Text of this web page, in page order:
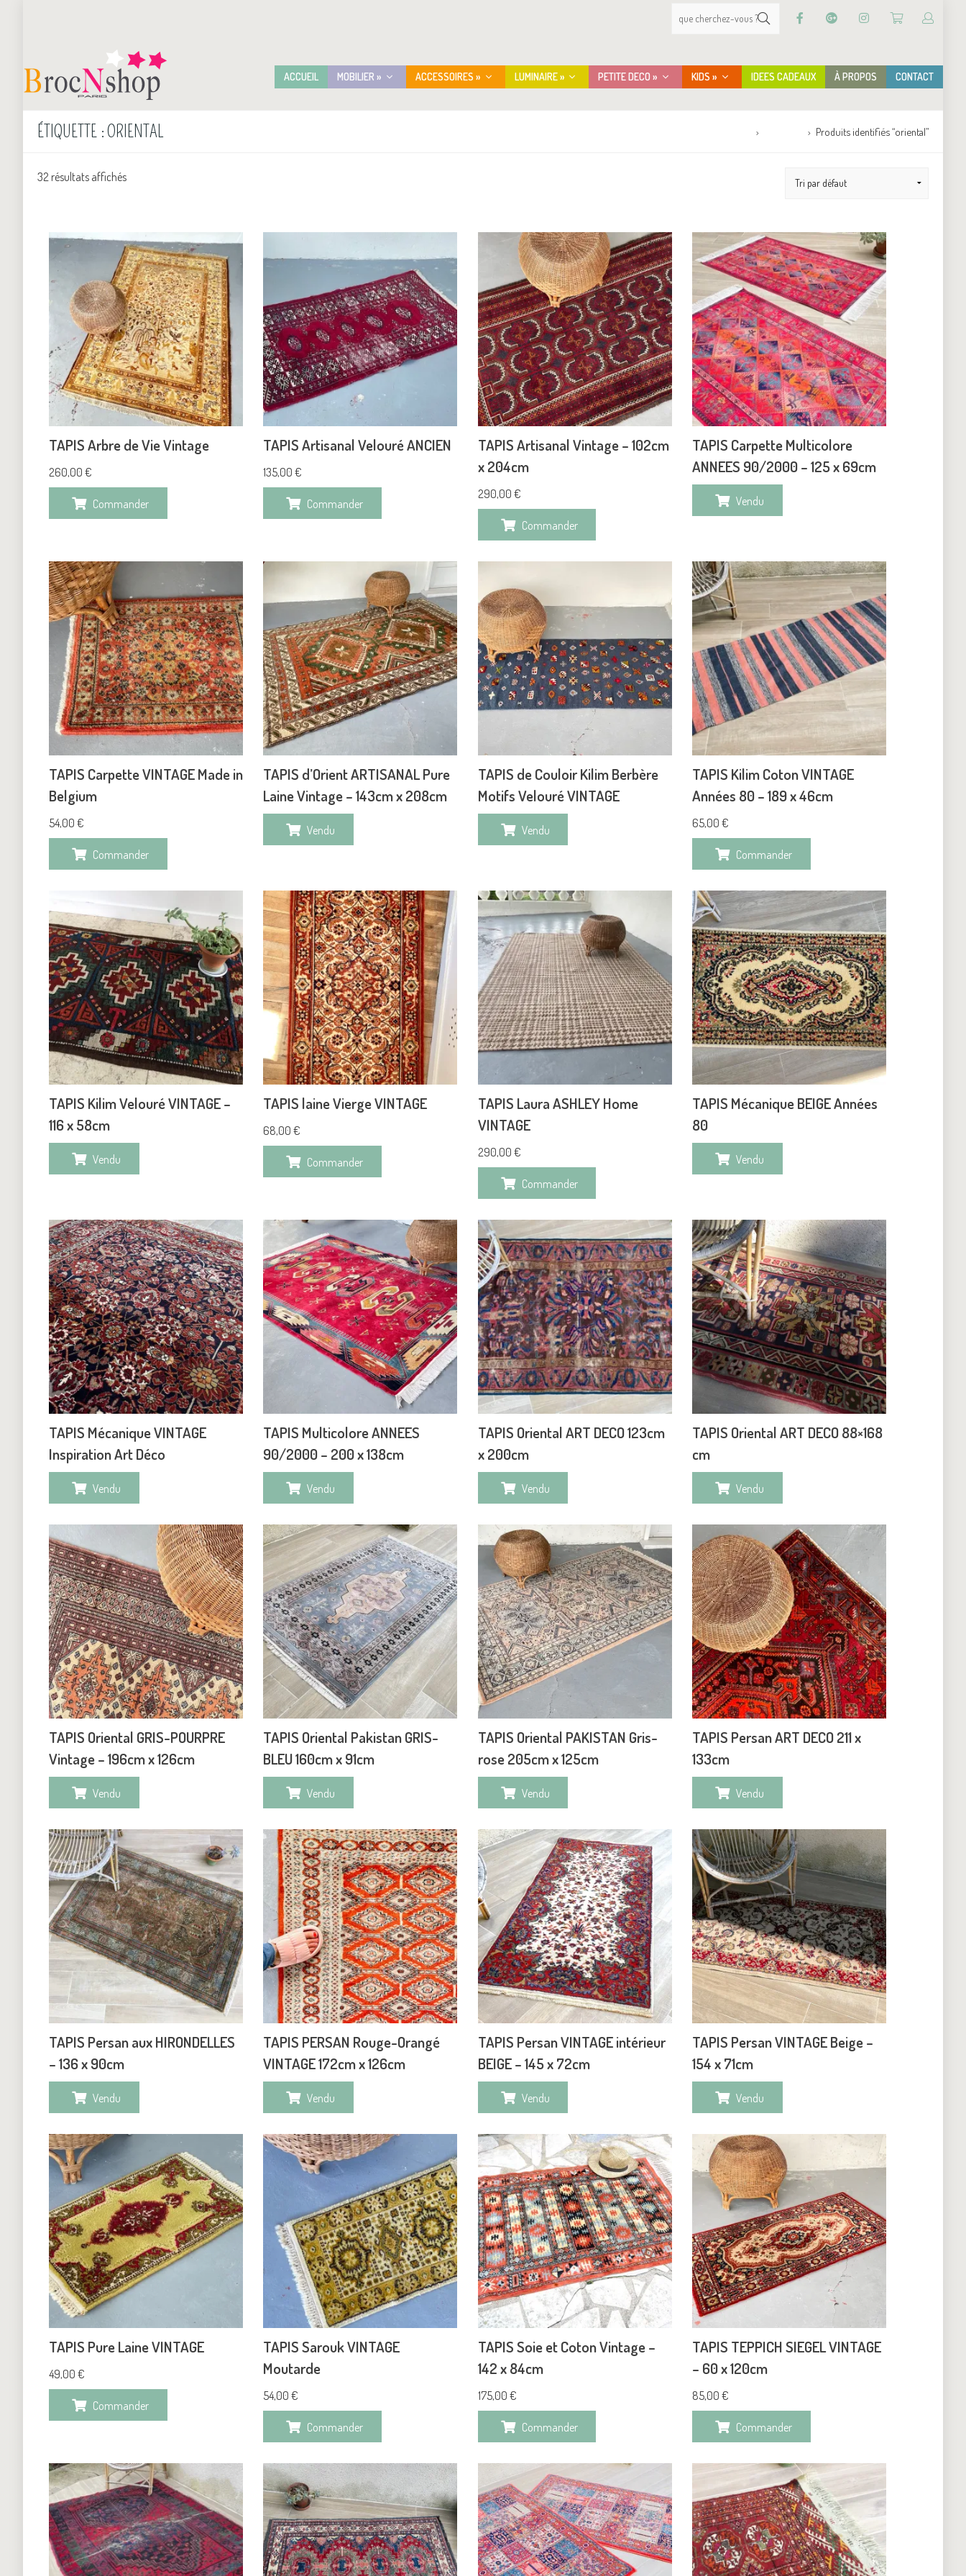
ACCUEIL MOBILIER » ACCESSOIRES » LUMINAIRE » PETITE DECO » KIDS » IDEES CADEAUX À PROPOS CONTACT
ÉTIQUETTE :ORIENTAL Produits identifiés “oriental”
32 résultats affichés
TAPIS Arbre de Vie Vintage
260,00 €
Commander
TAPIS Artisanal Velouré ANCIEN
135,00€
Commander
TAPIS Artisanal Vintage – 102cm
x 204cm
290,00 €
Commander
TAPIS Carpette Multicolore
ANNEES 90/2000 – 125 x 69cm
Vendu
TAPIS Carpette VINTAGE Made in
Belgium
54,00 €
Commander
TAPIS d’Orient ARTISANAL Pure
Laine Vintage – 143cm x 208cm
Vendu
TAPIS de Couloir Kilim Berbère
Motifs Velouré VINTAGE
Vendu
TAPIS Kilim Coton VINTAGE
Années 80 – 189 x 46cm
65,00€
Commander
TAPIS Kilim Velouré VINTAGE –
116 x 58cm
Vendu
TAPIS laine Vierge VINTAGE
68,00€
Commander
TAPIS Laura ASHLEY Home
VINTAGE
290,00 €
Commander
TAPIS Mécanique BEIGE Années
80
Vendu
TAPIS Mécanique VINTAGE
Inspiration Art Déco
Vendu
TAPIS Multicolore ANNEES
90/2000 – 200 x 138cm
Vendu
TAPIS Oriental ART DECO 123cm
x 200cm
Vendu
TAPIS Oriental ART DECO 88×168
cm
Vendu
TAPIS Oriental GRIS-POURPRE
Vintage – 196cm x 126cm
Vendu
TAPIS Oriental Pakistan GRIS-
BLEU 160cm x 91cm
Vendu
TAPIS Oriental PAKISTAN Gris-
rose 205cm x 125cm
Vendu
TAPIS Persan ART DECO 211 x
133cm
Vendu
TAPIS Persan aux HIRONDELLES
– 136 x 90cm
Vendu
TAPIS PERSAN Rouge-Orangé
VINTAGE 172cm x 126cm
Vendu
TAPIS Persan VINTAGE intérieur
BEIGE – 145 x 72cm
Vendu
TAPIS Persan VINTAGE Beige –
154 x 71cm
Vendu
TAPIS Pure Laine VINTAGE
49,00 €
Commander
TAPIS Sarouk VINTAGE
Moutarde
54,00€
Commander
TAPIS Soie et Coton Vintage –
142 x 84cm
175,00 €
Commander
TAPIS TEPPICH SIEGEL VINTAGE
– 60 x 120cm
85,00€
Commander